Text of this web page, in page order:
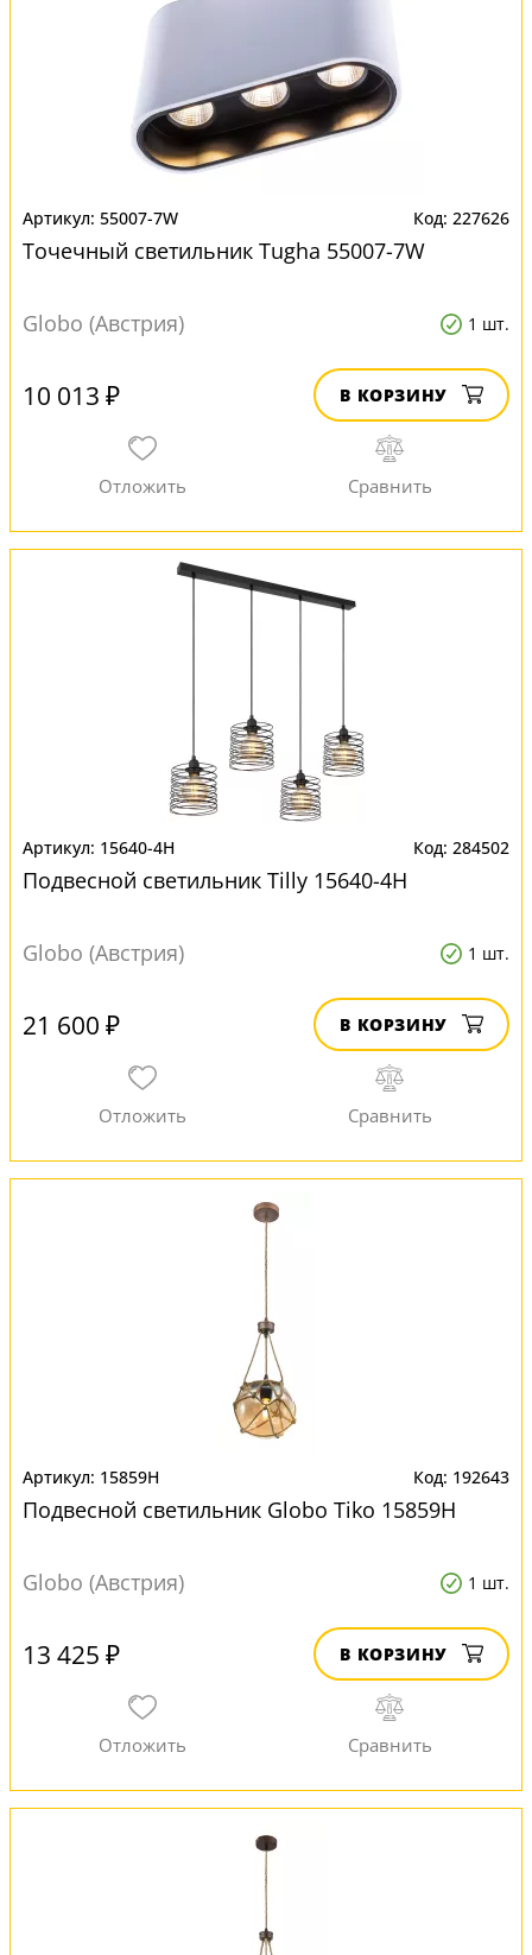
55007-7W 227626
Точечный светильник Tugha 55007-7W
Globo (Австрия) 1 шт.
10 013 ₽ В КОРЗИНУ
15640-4H 284502
Подвесной светильник Tilly 15640-4H
Globo (Австрия) 1 шт.
21 600 ₽ В КОРЗИНУ
15859H 192643
Подвесной светильник Globo Tiko 15859H
Globo (Австрия) 1 шт.
13 425 ₽ В КОРЗИНУ